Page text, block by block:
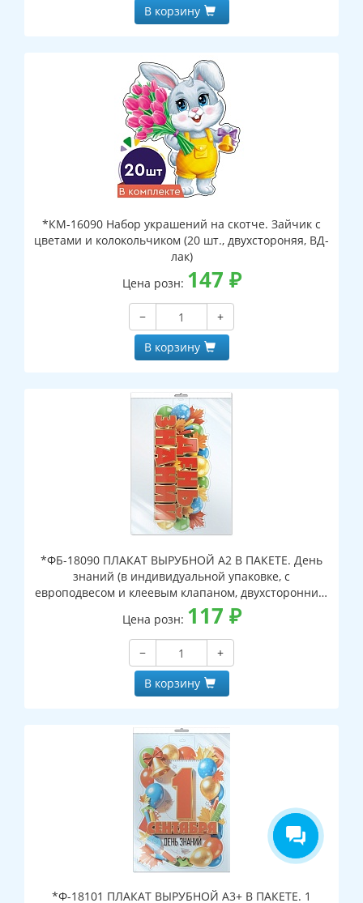
В корзину
*КМ-16090 Набор украшений на скотче. Зайчик с
цветами и колокольчиком (20 шт., двухстороняя, ВД-
лак)
Цена розн: 147 ₽
−
+
В корзину
*ФБ-18090 ПЛАКАТ ВЫРУБНОЙ А2 В ПАКЕТЕ. День
знаний (в индивидуальной упаковке, с
европодвесом и клеевым клапаном, двухсторонний,
ВД-лак)
Цена розн: 117 ₽
−
+
В корзину
*Ф-18101 ПЛАКАТ ВЫРУБНОЙ А3+ В ПАКЕТЕ. 1